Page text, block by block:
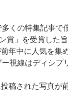
くの特集記事で
賞」を受賞した
年中に人気を集
視線はディシプ
稿された写真が